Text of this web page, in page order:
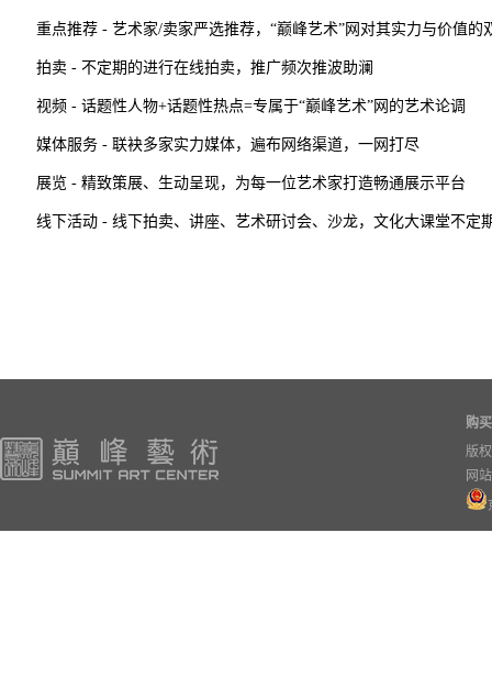
重点推荐 - 艺术家/卖家严选推荐，“巅峰艺术”网对其实力与价值的
拍卖 - 不定期的进行在线拍卖，推广频次推波助澜
视频 - 话题性人物+话题性热点=专属于“巅峰艺术”网的艺术论调
媒体服务 - 联袂多家实力媒体，遍布网络渠道，一网打尽
展览 - 精致策展、生动呈现，为每一位艺术家打造畅通展示平台
线下活动 - 线下拍卖、讲座、艺术研讨会、沙龙，文化大课堂不定
购
版
网